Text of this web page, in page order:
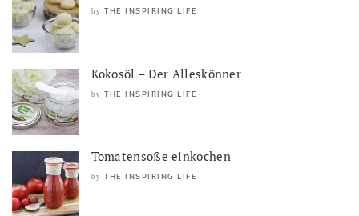
by THE INSPIRING LIFE
Kokosöl – Der Alleskönner
by THE INSPIRING LIFE
Tomatensoße einkochen
by THE INSPIRING LIFE